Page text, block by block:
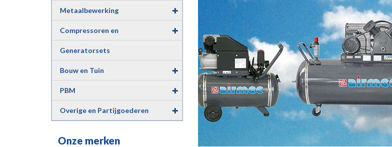
Metaalbewerking
Compressoren en
Luchtgereedschap
Generatorsets
Bouw en Tuin
PBM
Overige en Partijgoederen
Onze merken